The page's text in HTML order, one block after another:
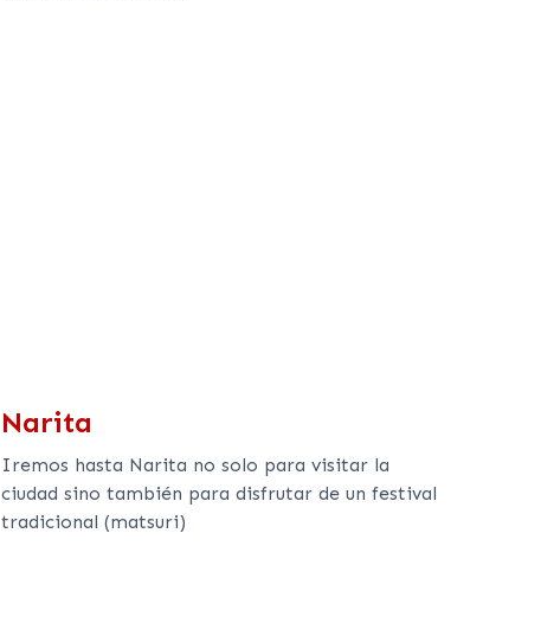
Narita
Iremos hasta Narita no solo para visitar la
ciudad sino también para disfrutar de un festival
tradicional (matsuri)